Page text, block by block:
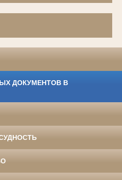
ДОКУМЕНТОВ В